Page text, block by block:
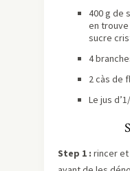
400 g de
en
sucre
4
2 càs de
Le jus
Step 1 : rincer